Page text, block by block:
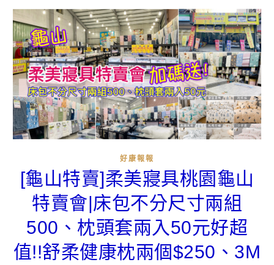
好康報報
[龜山特賣]柔美寢具桃園龜山
特賣會|床包不分尺寸兩組
500、枕頭套兩入50元好超
值!!舒柔健康枕兩個$250、3M